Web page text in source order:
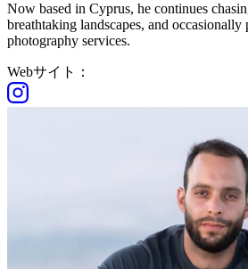
Now based in Cyprus, he continues
breathtaking landscapes, and
photography services.
Webサイト：